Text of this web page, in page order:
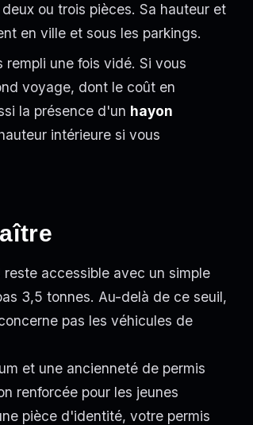
ou trois pièces. Sa hauteur et
en ville et sous les parkings.
une fois vidé. Si vous
voyage, dont le coût en
la présence d'un hayon
intérieure si vous
accessible avec un simple
3,5 tonnes. Au-delà de ce seuil,
pas les véhicules de
et une ancienneté de permis
renforcée pour les jeunes
pièce d'identité, votre permis